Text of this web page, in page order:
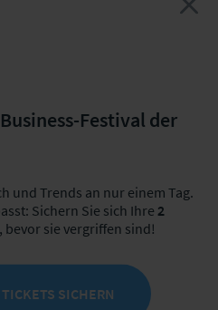
Seminar "Solvency
Festival der
und Trends an nur einem Tag.
Sichern Sie sich Ihre 2
, bevor sie vergriffen sind!
SICHERN